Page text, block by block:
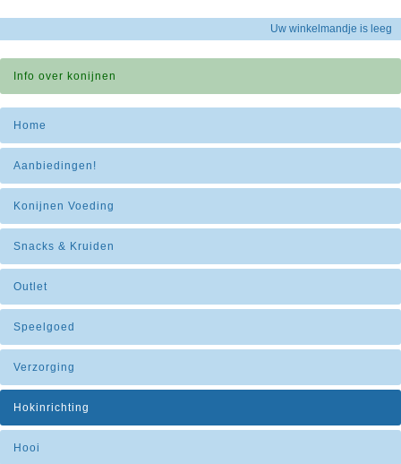
Uw winkelmandje is leeg
Info over konijnen
Home
Aanbiedingen!
Konijnen Voeding
Snacks & Kruiden
Outlet
Speelgoed
Verzorging
Hokinrichting
Hooi